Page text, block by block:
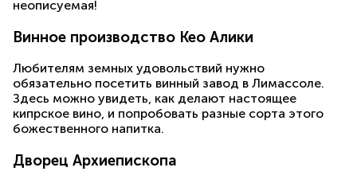
неописуемая!
Винное производство Кео Алики
Любителям земных удовольствий нужно
обязательно посетить винный завод в Лимассоле.
Здесь можно увидеть, как делают настоящее
кипрское вино, и попробовать разные сорта этого
божественного напитка.
Дворец Архиепископа